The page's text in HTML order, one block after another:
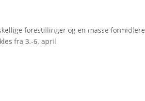
forestillinger og en masse formidlere
fra 3.-6. april